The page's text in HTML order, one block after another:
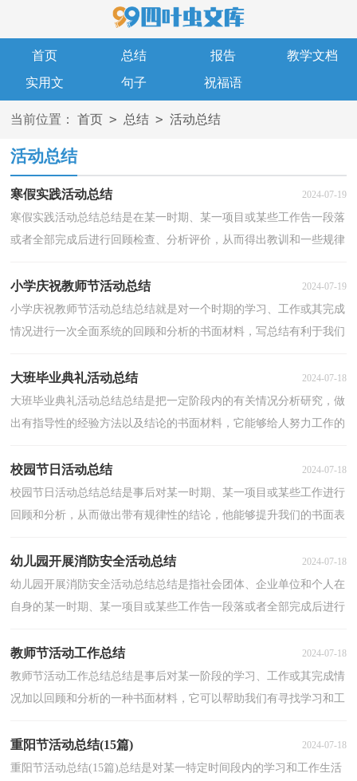
首页 总结 报告
教学文档
实用文
句子 祝福语
当前位置： 首页 > 总结 > 活动总结
活动总结
寒假实践活动总结 2024-07-19
寒假实践活动总结总结是在某一时期、某一项目或某些工作告一段落
或者全部完成后进行回顾检查、分析评价，从而得出教训和一些规律
小学庆祝教师节活动总结 2024-07-19
小学庆祝教师节活动总结总结就是对一个时期的学习、工作或其完成
情况进行一次全面系统的回顾和分析的书面材料，写总结有利于我们
大班毕业典礼活动总结 2024-07-18
大班毕业典礼活动总结总结是把一定阶段内的有关情况分析研究，做
出有指导性的经验方法以及结论的书面材料，它能够给人努力工作的
校园节日活动总结 2024-07-18
校园节日活动总结总结是事后对某一时期、某一项目或某些工作进行
回顾和分析，从而做出带有规律性的结论，他能够提升我们的书面表
幼儿园开展消防安全活动总结 2024-07-18
幼儿园开展消防安全活动总结总结是指社会团体、企业单位和个人在
自身的某一时期、某一项目或某些工作告一段落或者全部完成后进行
教师节活动工作总结 2024-07-18
教师节活动工作总结总结是事后对某一阶段的学习、工作或其完成情
况加以回顾和分析的一种书面材料，它可以帮助我们有寻找学习和工
重阳节活动总结(15篇) 2024-07-18
重阳节活动总结(15篇)总结是对某一特定时间段内的学习和工作生活